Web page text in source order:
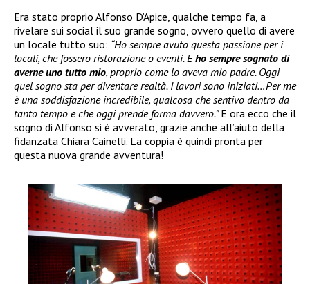
Era stato proprio Alfonso D’Apice, qualche tempo fa, a
rivelare sui social il suo grande sogno, ovvero quello di avere
un locale tutto suo: “Ho sempre avuto questa passione per i
locali, che fossero ristorazione o eventi. Eho sempre sognato di
averne uno tutto mio, proprio come lo aveva mio padre. Oggi
quel sogno sta per diventare realtà. I lavori sono iniziati…Per me
è una soddisfazione incredibile, qualcosa che sentivo dentro da
tanto tempo e che oggi prende forma davvero.”E ora ecco che il
sogno di Alfonso si è avverato, grazie anche all’aiuto della
fidanzata Chiara Cainelli. La coppia è quindi pronta per
questa nuova grande avventura!